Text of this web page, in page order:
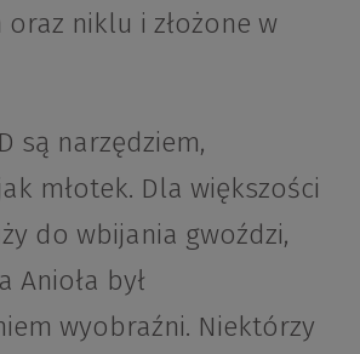
niklu i złożone w
są narzędziem,
młotek. Dla większości
do wbijania gwoździ,
Anioła był
wyobraźni. Niektórzy